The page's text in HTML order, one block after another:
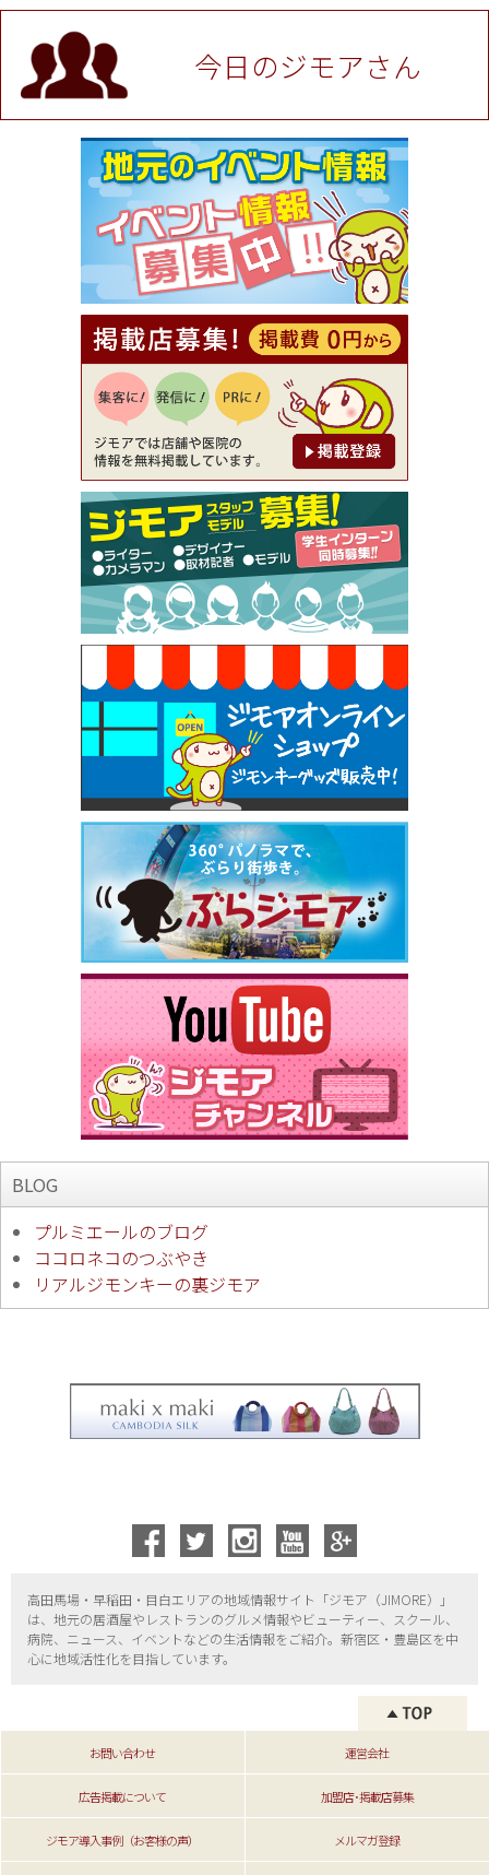
値段提示後「ジモア見た」で更に買い取り金額 U
P！※チケットと新品商品は除く（大黒屋 高田馬場
駅前店）
[有効期限]2026年9月30日
★ジモア限定特典★ お会計より全品5％OFF（ナチ
ュラル＆ハンドメイドショップ［マキマキ］）
[有効期限]2026年9月30日まで
【ジモア限定①】初回割引 特価 VIO脱毛11,000円
⇒8,800円（メンズ専門ワックス脱毛サロン Mickle
（ミックル））
[有効期限]2026年9月30日
【ジモア読者特典2】コース 3,500円→3,000円（料
理5品+2時間飲み放題）（創作イタリアン Pia Cu
ore（ピアクオーレ））
[有効期限]2026年9月30日
【ジモア読者特典1】料理全品20％OFF ※18時以
降（創作イタリアン Pia Cuore（ピアクオーレ））
[有効期限]2026年9月30日
【ジモア限定②】初回割引 特価 鼻毛脱毛 半額 2,2
00円⇒1,100円（メンズ専門ワックス脱毛サロン Mi
ckle（ミックル））
[有効期限]2026年9月30日
【ジモア限定特典①】まつ毛カール 3,850円→ 2,7
50円（Premiere（プルミエール））
[有効期限]2026年9月30日
焼き餃子 一皿サービス（餃子酒場たっちゃん 西
早稲田店）
[有効期限]2026年9月30日
今日のジモアさん
BLOG
プルミエールのブログ
ココロネコのつぶやき
リアルジモンキーの裏ジモア
高田馬場・早稲田・目白エリアの地域情報サイト「ジモア（JIMORE）」
は、地元の居酒屋やレストランのグルメ情報やビューティー、 スクール、
病院、ニュース、イベントなどの生活情報をご紹介。新宿区・ 豊島区を中
心に地域活性化を目指しています。
お問い合わせ 運営会社
広告掲載について 加盟店･掲載店募集
ジモア導入事例（お客様の声） メルマガ登録